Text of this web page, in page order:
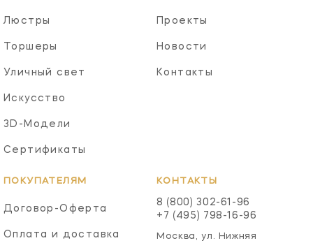
Люстры
Торшеры
Уличный свет
Искусство
3D-Модели
Сертификаты
Проекты
Новости
Контакты
ПОКУПАТЕЛЯМ
Договор-Оферта
Оплата и доставка
КОНТАКТЫ
8 (800) 302-61-96
+7 (495) 798-16-96
Москва, ул. Нижняя